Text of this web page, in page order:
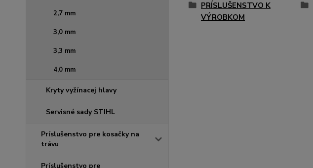
2,7 mm
3,0 mm
3,3 mm
4,0 mm
Kryty vyžínacej hlavy
Servisné sady STIHL
Príslušenstvo pre kosačky na
trávu
Príslušenstvo pre
PRÍSLUŠENSTVO K
VÝROBKOM